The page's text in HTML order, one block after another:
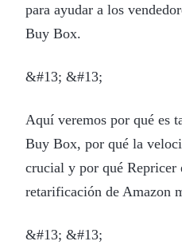
para ayudar a los
Buy Box.
&#13; &#13;
Aquí veremos por qué es
Buy Box, por qué la
crucial y por qué Repricer
retarificación de Amazon
&#13; &#13;